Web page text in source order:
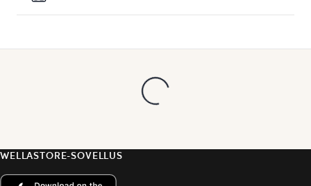
WELLASTORE-SOVELLUS